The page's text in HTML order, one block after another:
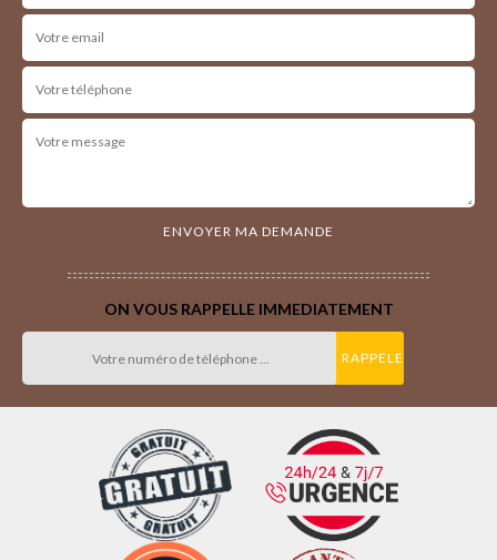
ON VOUS RAPPELLE IMMEDIATEMENT